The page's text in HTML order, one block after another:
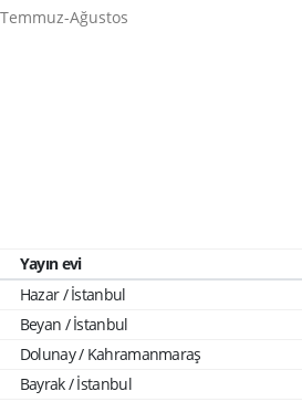
Ağustos
Yayın evi
Hazar / İstanbul
Beyan / İstanbul
Dolunay / Kahramanmaraş
Bayrak / İstanbul